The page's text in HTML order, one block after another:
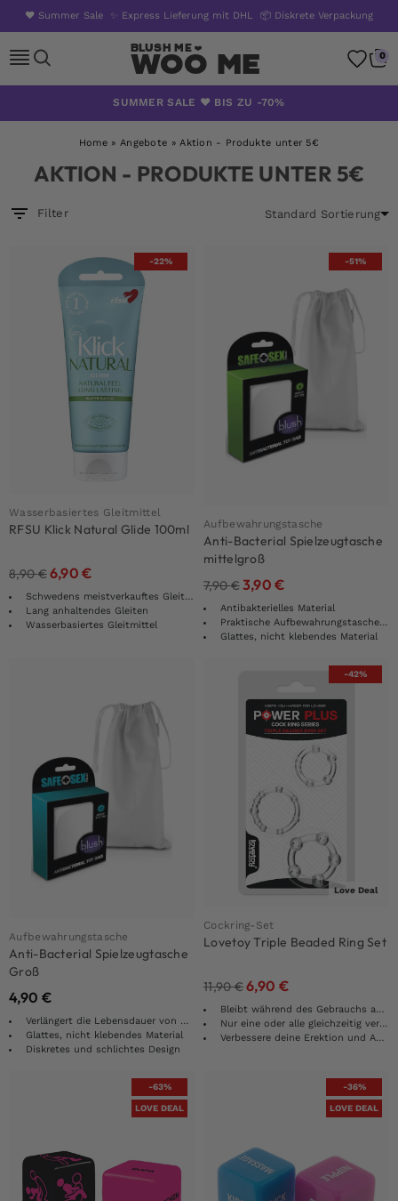
❤️ Summer Sale ✨ Express Lieferung mit DHL 📦 Diskrete Verpackung
Woo Me 0
SUMMER SALE ❤️ BIS ZU -70%
Home » Angebote »Aktion - Produkte unter 5€
AKTION - PRODUKTE UNTER 5€
Filter
-22%
Wasserbasiertes Gleitmittel
RFSU Klick Natural Glide 100ml
8,90€6,90€
Schwedens meistverkauftes Gleitmittel
Lang anhaltendes Gleiten
Wasserbasiertes Gleitmittel
-51%
Aufbewahrungstasche
Anti-Bacterial Spielzeugtasche
mittelgroß
7,90€3,90€
Antibakterielles Material
Praktische Aufbewahrungstasche mit Zugband
Glattes, nicht klebendes Material
Aufbewahrungstasche
Anti-Bacterial Spielzeugtasche
Groß
4,90 €
Verlängert die Lebensdauer von Spielzeugen
Glattes, nicht klebendes Material
Diskretes und schlichtes Design
-42%
Love Deal
Cockring-Set
Lovetoy Triple Beaded Ring Set
11,90€6,90 €
Bleibt während des Gebrauchs an seinem Platz
Nur eine oder alle gleichzeitig verwenden
Verbessere deine Erektion und Ausdauer
-63%
LOVE DEAL
-36%
LOVE DEAL